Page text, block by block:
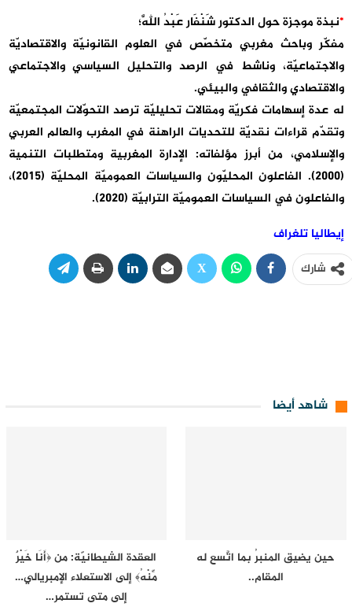
*نبذة موجزة حول الدكتور شَنْفَار عَبْدُ اللَّه؛
مفكّر وباحث مغربي متخصّص في العلوم القانونيّة والاقتصاديّة
والاجتماعيّة، وناشط في الرصد والتحليل السياسي والاجتماعي
والاقتصادي والثقافي والبيئي.
له عدة إسهامات فكريّة ومقالات تحليليّة ترصد التحوّلات المجتمعيّة
وتقدّم قراءات نقديّة للتحديات الراهنة في المغرب والعالم العربي
والإسلامي، من أبرز مؤلفاته: الإدارة المغربية ومتطلبات التنمية
(2000). الفاعلون المحليّون والسياسات العموميّة المحليّة (2015)،
والفاعلون في السياسات العموميّة الترابيّة (2020).
إيطاليا تلغراف
شارك
شاهد أيضا
حين يضيق المنبرُ بما اتَّسع له
المقام..
العقدة الشيطانيّة: من ﴿أَنَا خَيْرٌ
مِّنْهُ﴾ إلى الاستعلاء الإمبريالي…
إلى متى تستمر…